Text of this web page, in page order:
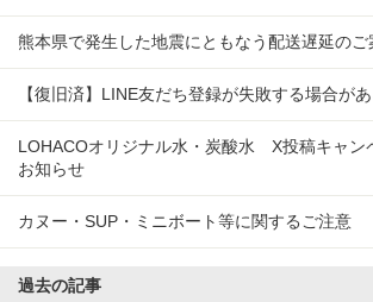
熊本県で発生した地震にともなう配送遅延のご
【復旧済】LINE友だち登録が失敗する場合があ
LOHACOオリジナル水・炭酸水 X投稿キャ
お知らせ
カヌー・SUP・ミニボート等に関するご注意
過去の記事